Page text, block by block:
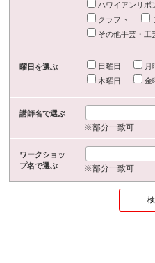
ハワイアンリボ
クラフト
その他手芸・工
曜日を選ぶ 日曜日 月
木曜日
金
講師名で選ぶ
※部分一致可
ワークショッ
プ名で選ぶ
※部分一致可